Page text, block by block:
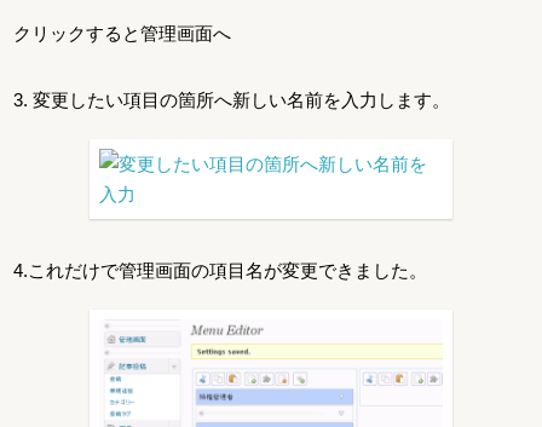
クリックすると管理画面へ
3. 変更したい項目の箇所へ新しい名前を入力します。
4.これだけで管理画面の項目名が変更できました。